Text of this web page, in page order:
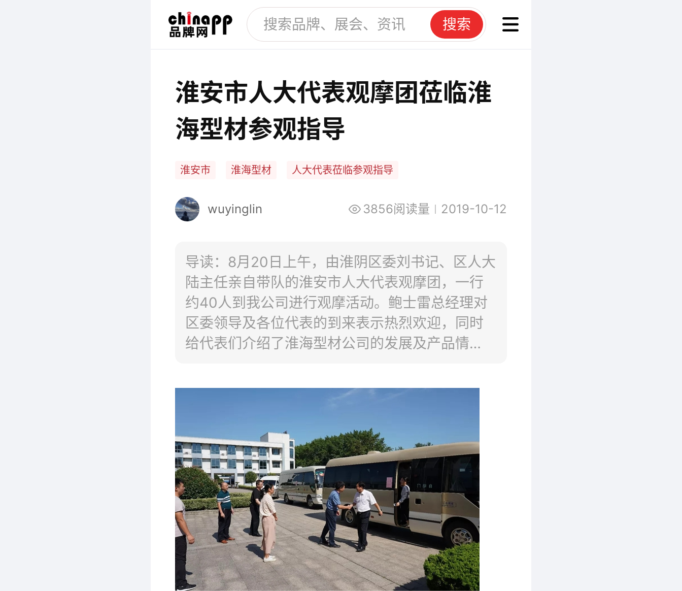
搜索
淮安市人大代表观摩团莅临淮
海型材参观指导
淮安市 淮海型材 人大代表莅临参观指导
wuyinglin 3856阅读量 2019-10-12
导读：8月20日上午，由淮阴区委刘书记、区人大
陆主任亲自带队的淮安市人大代表观摩团，一行
约40人到我公司进行观摩活动。鲍士雷总经理对
区委领导及各位代表的到来表示热烈欢迎，同时
给代表们介绍了淮海型材公司的发展及产品情
间。区领导对淮海型材多年来的稳步发展给予了
感谢。整个观摩活动持续约50分钟。